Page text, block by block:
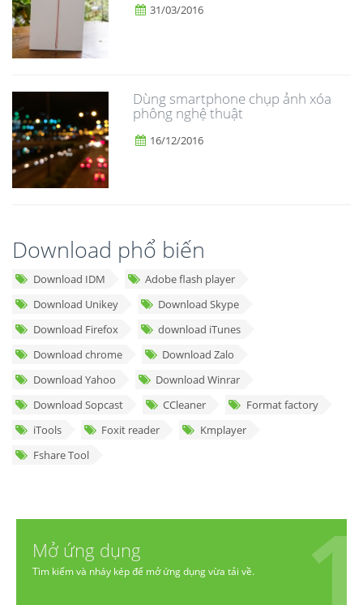
31/03/2016
Dùng smartphone chụp ảnh xóa
phông nghệ thuật
16/12/2016
Download phổ biến
Download IDM
Adobe flash player
Download Unikey
Download Skype
Download Firefox
download iTunes
Download chrome
Download Zalo
Download Yahoo
Download Winrar
Download Sopcast
CCleaner
Format factory
iTools
Foxit reader
Kmplayer
Fshare Tool
Mở ứng dụng
Tìm kiếm và nháy kép để mở ứng dụng vừa tải về.